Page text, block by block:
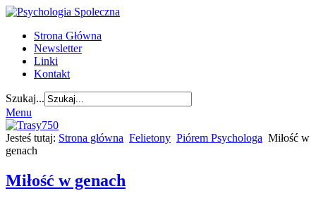
Strona Główna
Newsletter
Linki
Kontakt
Szukaj...
Menu
Jesteś tutaj: Strona główna Felietony Piórem Psychologa Miłość w
genach
Miłość w genach